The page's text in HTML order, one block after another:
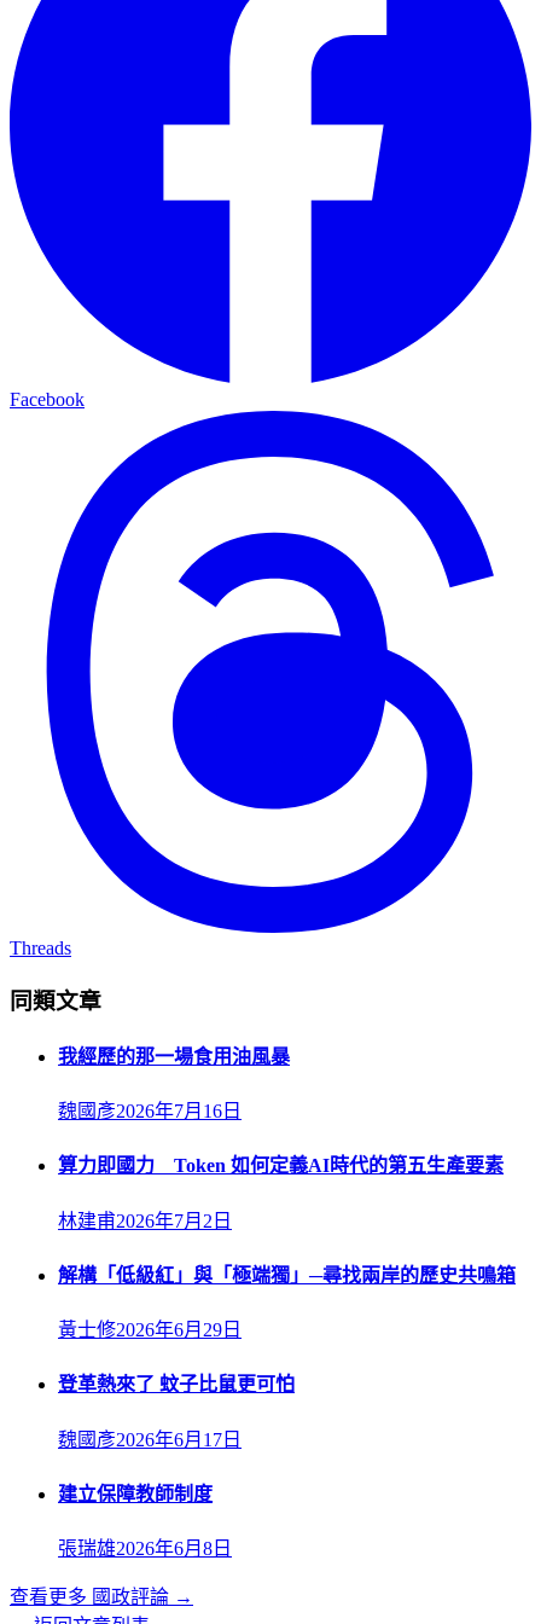
Facebook
Threads
同類文章
我經歷的那一場食用油風暴
魏國彥2026年7月16日
算力即國力 Token 如何定義AI時代的第五生產要素
林建甫2026年7月2日
解構「低級紅」與「極端獨」─尋找兩岸的歷史共鳴箱
黃士修2026年6月29日
登革熱來了 蚊子比鼠更可怕
魏國彥2026年6月17日
建立保障教師制度
張瑞雄2026年6月8日
查看更多 國政評論 →